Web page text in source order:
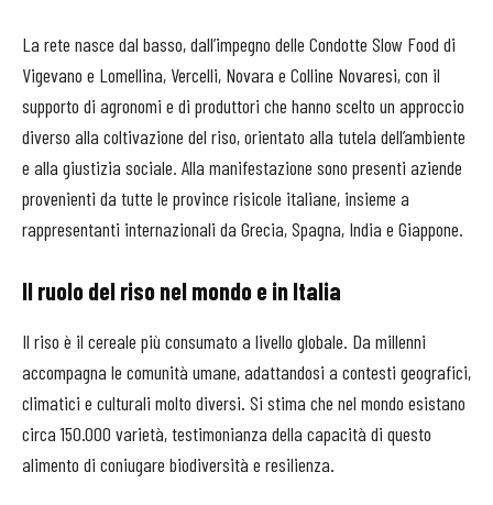
La rete nasce dal basso, dall’impegno delle Condotte Slow Food di
Vigevano e Lomellina, Vercelli, Novara e Colline Novaresi, con il
supporto di agronomi e di produttori che hanno scelto un approccio
diverso alla coltivazione del riso, orientato alla tutela dell’ambiente
e alla giustizia sociale. Alla manifestazione sono presenti aziende
provenienti da tutte le province risicole italiane, insieme a
rappresentanti internazionali da Grecia, Spagna, India e Giappone.
Il ruolo del riso nel mondo e in Italia
Il riso è il cereale più consumato a livello globale. Da millenni
accompagna le comunità umane, adattandosi a contesti geografici,
climatici e culturali molto diversi. Si stima che nel mondo esistano
circa 150.000 varietà, testimonianza della capacità di questo
alimento di coniugare biodiversità e resilienza.